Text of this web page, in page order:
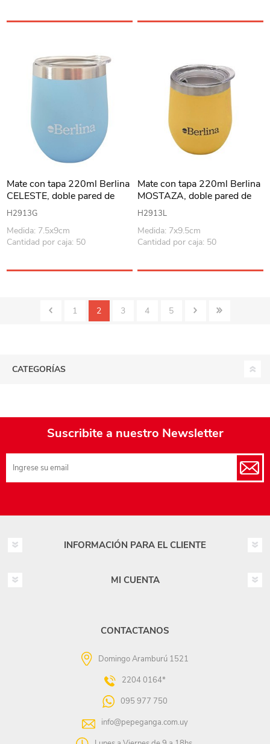
Mate con tapa 220ml Berlina
CELESTE, doble pared de
acero inoxidable en caja
H2913G
Medida: 7.5x9cm
Cantidad por caja: 50
Mate con tapa 220ml Berlina
MOSTAZA, doble pared de
acero inoxidable, en caja
H2913L
Medida: 7x9.5cm
Cantidad por caja: 50
1 2 3 4 5
CATEGORÍAS
Suscribite a nuestro Newsletter
INFORMACIÓN PARA EL CLIENTE
MI CUENTA
CONTACTANOS
Domingo Aramburú 1521
2204 0164*
095 977 750
info@pepeganga.com.uy